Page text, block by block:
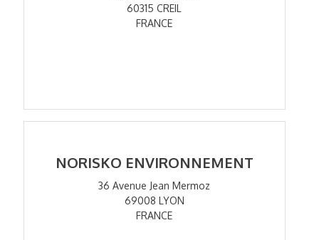
60315 CREIL
FRANCE
NORISKO ENVIRONNEMENT
36 Avenue Jean Mermoz
69008 LYON
FRANCE